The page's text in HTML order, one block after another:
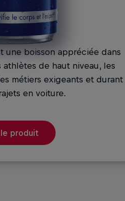
une boisson appréciée dans
de haut niveau, les
métiers exigeants et durant
en voiture.
produit